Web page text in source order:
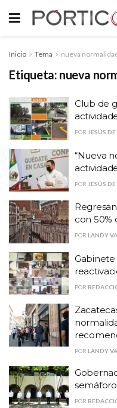
Inicio Tema nueva
Etiqueta: nueva
Club de
POR JESÚS
“Nueva
POR JESÚS
con 50%
POR LANDY
Gabinete
POR
POR LANDY
POR